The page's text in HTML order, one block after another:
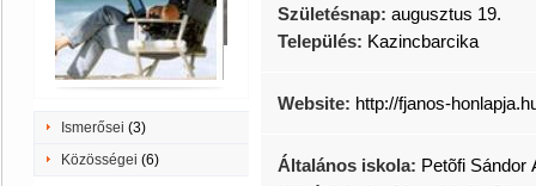
Ismerősei (3)
Közösségei (6)
Születésnap: augusztus 19.
Település: Kazincbarcika
Website: http://fjanos-
Általános iskola: Petõfi Sándor